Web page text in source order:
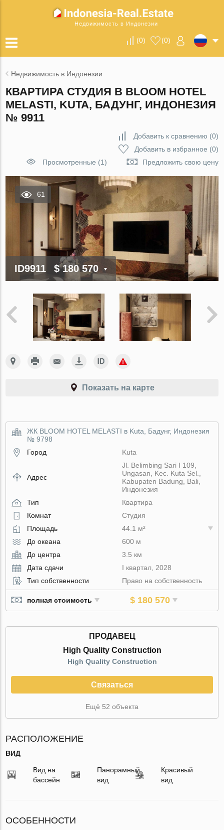
Недвижимость в Индонезии
(0) (0)
Недвижимость в Индонезии
КВАРТИРА СТУДИЯ В BLOOM HOTEL
MELASTI, KUTA, БАДУНГ, ИНДОНЕЗИЯ
№ 9911
Добавить к сравнению (0)
Добавить в избранное (0)
Просмотренные (1)
Предложить свою цену
61
ID9911 $ 180 570
Показать на карте
ЖК BLOOM HOTEL MELASTI в Kuta, Бадунг, Индонезия
№ 9798
Город
Kuta
Адрес
Jl. Belimbing Sari I 109,
Ungasan, Kec. Kuta Sel.,
Kabupaten Badung, Bali,
Индонезия
Тип
Квартира
Комнат
Студия
Площадь
44.1 м²
До океана
600 м
До центра
3.5 км
Дата сдачи
I квартал, 2028
Тип собственности
Право на собственность
полная стоимость $ 180 570
ПРОДАВЕЦ
High Quality Construction
High Quality Construction
Связаться
Ещё 52 объекта
РАСПОЛОЖЕНИЕ
ВИД
Вид на
бассейн
Панорамный
вид
Красивый
вид
ОСОБЕННОСТИ